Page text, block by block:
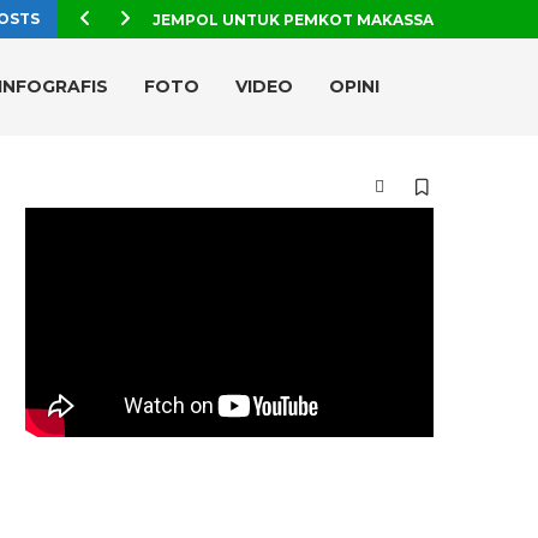
JEMPOL UNTUK PEMKOT MAKASSAR, TPA
INFOGRAFIS FOTO VIDEO OPINI